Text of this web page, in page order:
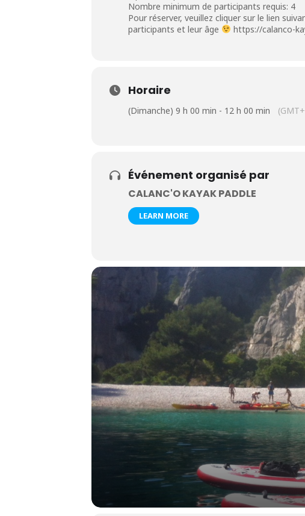
Nombre minimum de participants requis: 4
Pour réserver, veuillez cliquer sur le lien
participants et leur âge
https://calanco-
Horaire
(Dimanche) 9 h 00 min - 12 h 00 min
Événement organisé par
CALANC'O KAYAK PADDLE
LEARN MORE